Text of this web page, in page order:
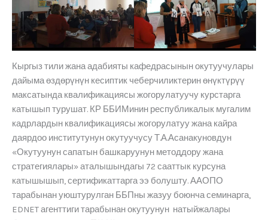
Кыргыз тили жана адабияты кафедрасынын окутуучулары
дайыма өздөрүнүн кесиптик чеберчиликтерин өнүктүрүү
максатында квалификациясы жогорулатуучу курстарга
катышып турушат. КР ББИМинин республикалык мугалим
кадрлардын квалификациясы жогорулатуу жана кайра
даярдоо институтунун окутуучусу Т.А.Асанакуновдун
«Окутуунун сапатын башкаруунун методдору жана
стратегиялары» аталышындагы 72 сааттык курсуна
катышышып, сертификаттарга ээ болушту. ААОПО
тарабынан уюштурулган ББПны жазуу боюнча семинарга,
EDNET агенттиги тарабынан окутуунун натыйжалары